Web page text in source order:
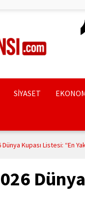
SİYASET
Kupası Listesi: “En